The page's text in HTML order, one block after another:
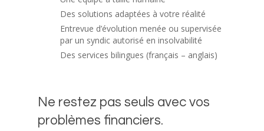
Des solutions adaptées à votre réalité
Entrevue d’évolution menée ou supervisée
par un syndic autorisé en insolvabilité
Des services bilingues (français – anglais)
Ne restez pas seuls avec vos
problèmes financiers.